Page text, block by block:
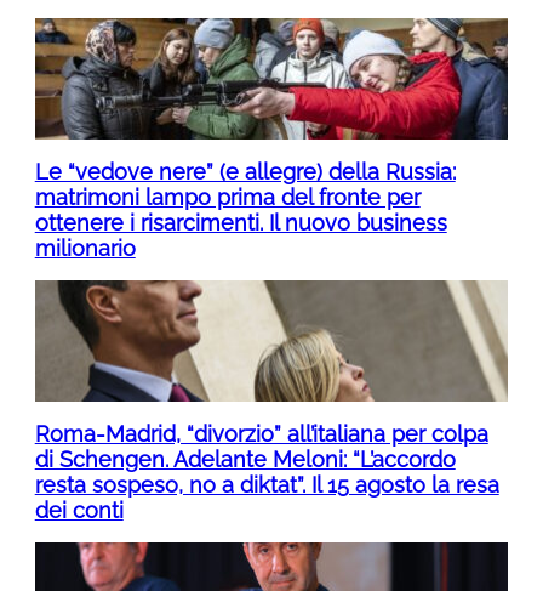
Le “vedove nere” (e allegre) della Russia:
matrimoni lampo prima del fronte per
ottenere i risarcimenti. Il nuovo business
milionario
Roma-Madrid, “divorzio” all’italiana per colpa
di Schengen. Adelante Meloni: “L’accordo
resta sospeso, no a diktat”. Il 15 agosto la resa
dei conti